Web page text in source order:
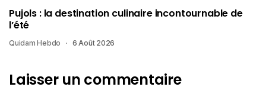
Pujols : la destination culinaire incontournable de
l’été
Quidam Hebdo 6 Août 2026
Laisser un commentaire